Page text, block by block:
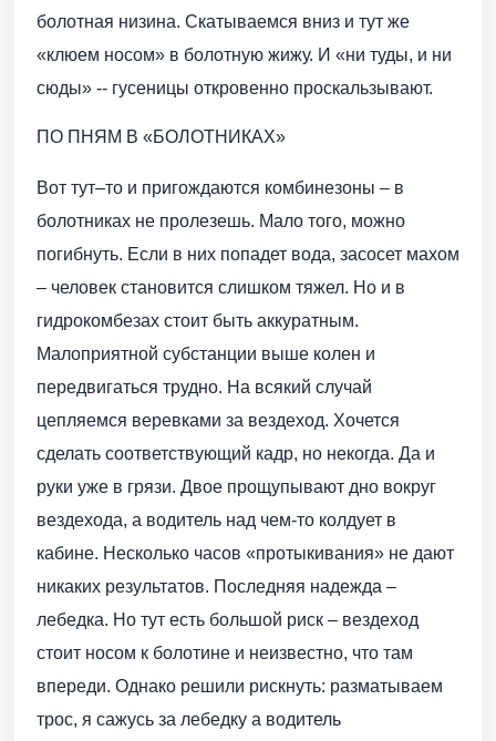
болотная низина. Скатываемся вниз и тут же
«клюем носом» в болотную жижу. И «ни туды, и ни
сюды» -- гусеницы откровенно проскальзывают.
ПО ПНЯМ В «БОЛОТНИКАХ»
Вот тут–то и пригождаются комбинезоны – в
болотниках не пролезешь. Мало того, можно
погибнуть. Если в них попадет вода, засосет махом
– человек становится слишком тяжел. Но и в
гидрокомбезах стоит быть аккуратным.
Малоприятной субстанции выше колен и
передвигаться трудно. На всякий случай
цепляемся веревками за вездеход. Хочется
сделать соответствующий кадр, но некогда. Да и
руки уже в грязи. Двое прощупывают дно вокруг
вездехода, а водитель над чем-то колдует в
кабине. Несколько часов «протыкивания» не дают
никаких результатов. Последняя надежда –
лебедка. Но тут есть большой риск – вездеход
стоит носом к болотине и неизвестно, что там
впереди. Однако решили рискнуть: разматываем
трос, я сажусь за лебедку а водитель